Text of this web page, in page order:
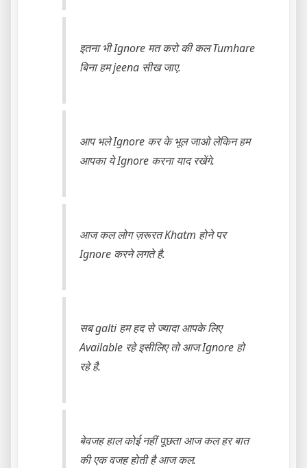
इतना भी Ignore मत करो की कल Tumhare
बिना हम jeena सीख जाए.
आप भले Ignore कर के भूल जाओ लेकिन हम
आपका ये Ignore करना याद रखेंगे.
आज कल लोग ज़रूरत Khatm होने पर
Ignore करने लगते है.
सब galti हम हद से ज्यादा आपके लिए
Available रहे इसीलिए तो आज Ignore हो
रहे है.
बेवजह हाल कोई नहीं पूछता आज कल हर बात
की एक वजह होती है आज कल.